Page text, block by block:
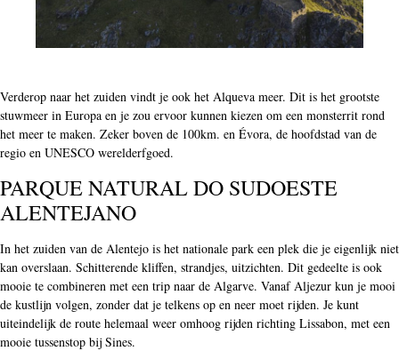
Verderop naar het zuiden vindt je ook het Alqueva meer. Dit is het grootste
stuwmeer in Europa en je zou ervoor kunnen kiezen om een monsterrit rond
het meer te maken. Zeker boven de 100km. en Évora, de hoofdstad van de
regio en UNESCO werelderfgoed.
PARQUE NATURAL DO SUDOESTE
ALENTEJANO
In het zuiden van de Alentejo is het nationale park een plek die je eigenlijk niet
kan overslaan. Schitterende kliffen, strandjes, uitzichten. Dit gedeelte is ook
mooie te combineren met een trip naar de Algarve. Vanaf Aljezur kun je mooi
de kustlijn volgen, zonder dat je telkens op en neer moet rijden. Je kunt
uiteindelijk de route helemaal weer omhoog rijden richting Lissabon, met een
mooie tussenstop bij Sines.